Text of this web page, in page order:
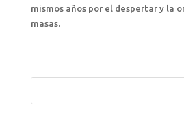
mismos años por el despertar y la
masas.